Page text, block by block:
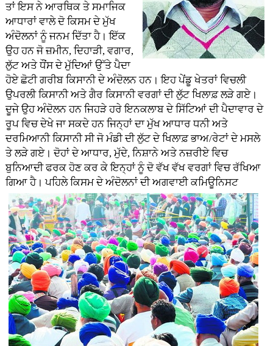
ਤਾਂ ਇਸ ਨੇ ਆਰਥਿਕ ਤੇ ਸਮਾਜਿਕ
ਆਧਾਰਾਂ ਵਾਲੇ ਦੋ ਕਿਸਮ ਦੇ ਮੁੱਖ
ਅੰਦੋਲਨਾਂ ਨੂੰ ਜਨਮ ਦਿੱਤਾ ਹੈ। ਇੱਕ
ਉਹ ਹਨ ਜੋ ਜ਼ਮੀਨ, ਦਿਹਾੜੀ, ਵਗਾਰ,
ਲੁੱਟ ਅਤੇ ਧੌਂਸ ਦੇ ਮੁੱਦਿਆਂ ਉੱਤੇ ਪੈਦਾ
ਹੋਏ ਛੋਟੀ ਗਰੀਬ ਕਿਸਾਨੀ ਦੇ ਅੰਦੋਲਨ ਹਨ। ਇਹ ਪੇਂਡੂ ਖੇਤਰਾਂ ਵਿਚਲੀ
ਉਪਰਲੀ ਕਿਸਾਨੀ ਅਤੇ ਗੈਰ ਕਿਸਾਨੀ ਵਰਗਾਂ ਦੀ ਲੁੱਟ ਖਿਲਾਫ਼ ਲੜੇ ਗਏ।
ਦੂਜੇ ਉਹ ਅੰਦੋਲਨ ਹਨ ਜਿਹੜੇ ਹਰੇ ਇਨਕਲਾਬ ਦੇ ਸਿੱਟਿਆਂ ਦੀ ਪੈਦਾਵਾਰ ਦੇ
ਰੂਪ ਵਿਚ ਦੇਖੇ ਜਾ ਸਕਦੇ ਹਨ ਜਿਨ੍ਹਾਂ ਦਾ ਮੁੱਖ ਆਧਾਰ ਧਨੀ ਅਤੇ
ਦਰਮਿਆਨੀ ਕਿਸਾਨੀ ਸੀ ਜੋ ਮੰਡੀ ਦੀ ਲੁੱਟ ਦੇ ਖਿਲਾਫ਼ ਭਾਅ/ਰੇਟਾਂ ਦੇ ਮਸਲੇ
ਤੇ ਲੜੇ ਗਏ। ਦੋਹਾਂ ਦੇ ਆਧਾਰ, ਮੁੱਦੇ, ਨਿਸ਼ਾਨੇ ਅਤੇ ਨਜ਼ਰੀਏ ਵਿਚ
ਬੁਨਿਆਦੀ ਫਰਕ ਹੋਣ ਕਰ ਕੇ ਇਨ੍ਹਾਂ ਨੂੰ ਦੋ ਵੱਖ ਵੱਖ ਵਰਗਾਂ ਵਿਚ ਰੱਖਿਆ
ਗਿਆ ਹੈ। ਪਹਿਲੇ ਕਿਸਮ ਦੇ ਅੰਦੋਲਨਾਂ ਦੀ ਅਗਵਾਈਕਮਿਊਨਿਸਟ